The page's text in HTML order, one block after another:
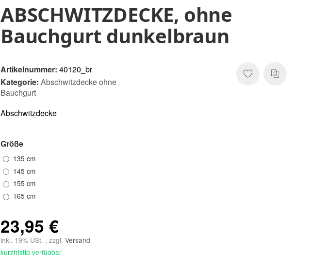
ABSCHWITZDECKE, ohne
Bauchgurt dunkelbraun
Artikelnummer: 40120_br
Kategorie: Abschwitzdecke ohne
Bauchgurt
Abschwitzdecke
Größe
135 cm
145 cm
155 cm
165 cm
23,95 €
inkl. 19% USt. , zzgl. Versand
kurzfristig verfügbar